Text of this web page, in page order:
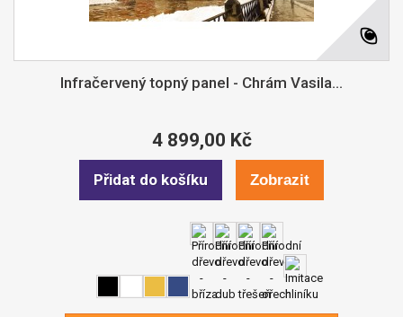
Infračervený topný panel - Chrám Vasila...
4 899,00 Kč
Přidat do košíku Zobrazit